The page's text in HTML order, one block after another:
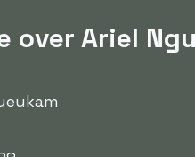
over Ariel